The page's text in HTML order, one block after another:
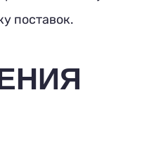
поставок.